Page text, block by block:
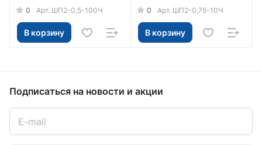
0 Арт. ШП2-0,5-100Ч
В корзину
0 Арт. ШП2-0,75-10Ч
В корзину
Подписаться на новости и акции